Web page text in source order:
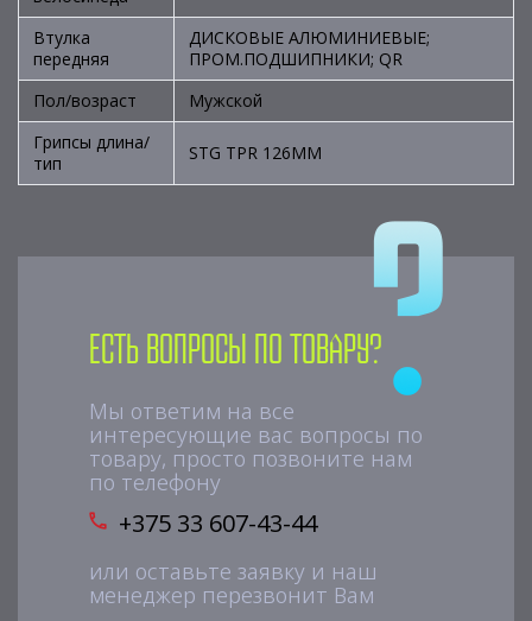
Втулка
передняя
ДИСКОВЫЕ АЛЮМИНИЕВЫЕ;
ПРОМ.ПОДШИПНИКИ; QR
Пол/возраст
Мужской
Грипсы длина/
тип
STG TPR 126MM
Есть вопросы по товару?
Мы ответим на все
интересующие вас вопросы по
товару, просто позвоните нам
по телефону
+375 33 607-43-44
или оставьте заявку и наш
менеджер перезвонит Вам